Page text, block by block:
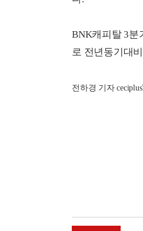
BNK캐피탈 3분
로 전년동기대
전하경 기자